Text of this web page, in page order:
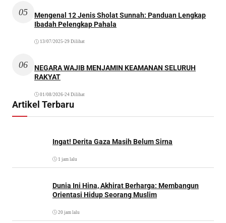
05
Mengenal 12 Jenis Sholat Sunnah: Panduan Lengkap
Ibadah Pelengkap Pahala
13/07/2025 •29 Dilihat
06
NEGARA WAJIB MENJAMIN KEAMANAN SELURUH
RAKYAT
01/08/2026•24 Dilihat
Artikel Terbaru
Ingat! Derita Gaza Masih Belum Sirna
1 jam lalu
Dunia Ini Hina, Akhirat Berharga: Membangun
Orientasi Hidup Seorang Muslim
20 jam lalu